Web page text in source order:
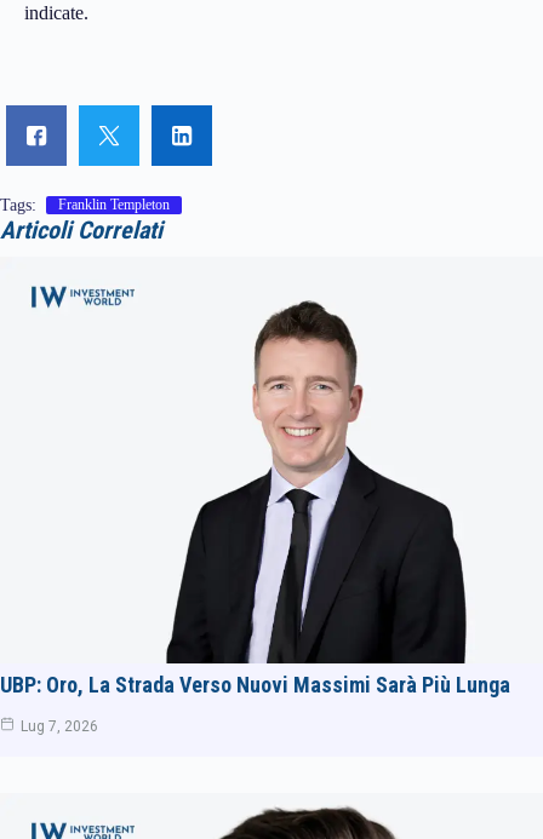
indicate.
Tags: Franklin Templeton
Articoli Correlati
UBP: Oro, La Strada Verso Nuovi Massimi Sarà Più Lunga
Lug 7, 2026